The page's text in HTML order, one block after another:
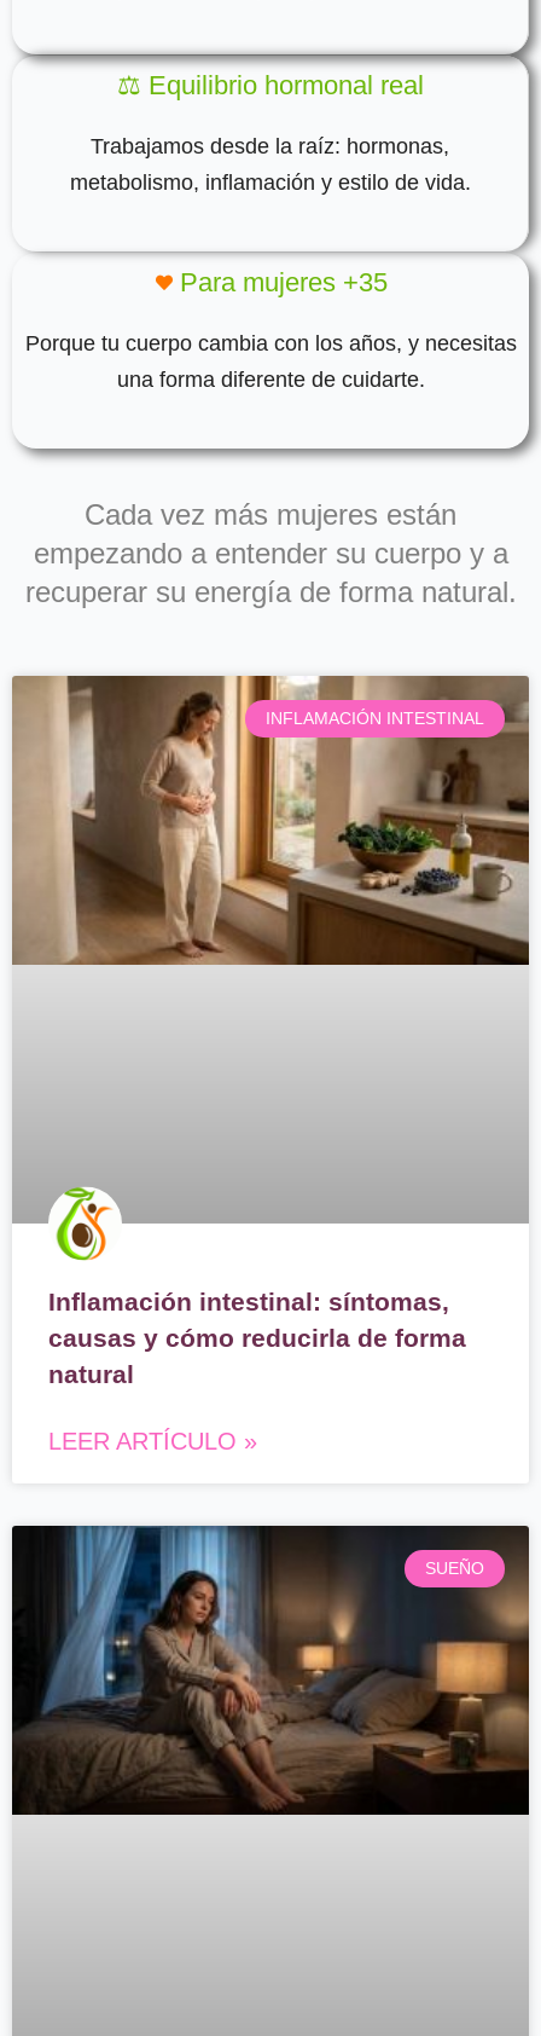
⚖️ Equilibrio hormonal real
Trabajamos desde la raíz: hormonas,
metabolismo, inflamación y estilo de vida.
Para mujeres +35
Porque tu cuerpo cambia con los años, y necesitas
una forma diferente de cuidarte.
Cada vez más mujeres están
empezando a entender su cuerpo y a
recuperar su energía de forma natural.
INFLAMACIÓN INTESTINAL
Inflamación intestinal: síntomas,
causas y cómo reducirla de forma
natural
LEER ARTÍCULO »
SUEÑO
PáginaPágina
PáginaPágina